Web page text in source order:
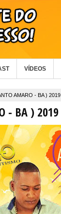
VÍDEOS
AMARO - BA ) 2019
- BA ) 2019